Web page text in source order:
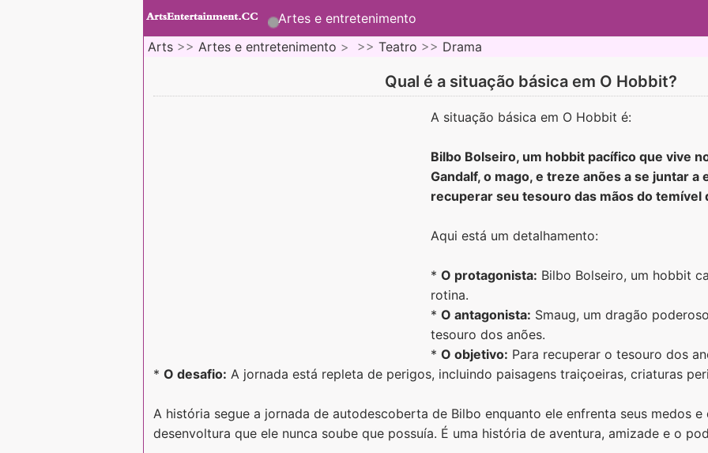
Artes e entretenimento
Arts >> Artes e entretenimento > >> Teatro >> Drama
Qual é a situação básica em O Hobbit?
A situação básica em O Hobbit é:
Bilbo Bolseiro, um hobbit pacífico que vive
Gandalf, o mago, e treze anões a se juntar a
recuperar seu tesouro das mãos do temível
Aqui está um detalhamento:
* O protagonista: Bilbo Bolseiro, um hobbit
rotina.
* O antagonista: Smaug, um dragão
tesouro dos anões.
* O objetivo: Para recuperar o tesouro dos
* O desafio: A jornada está repleta de perigos, incluindo paisagens traiçoeiras, criaturas
A história segue a jornada de autodescoberta de Bilbo enquanto ele enfrenta seus medos
desenvoltura que ele nunca soube que possuía. É uma história de aventura, amizade e o